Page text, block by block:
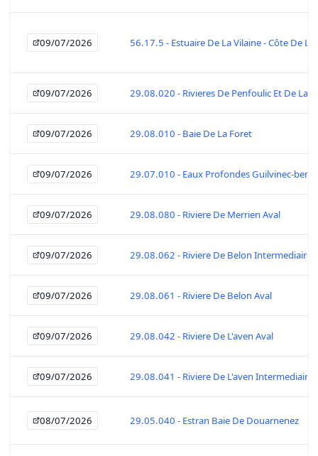
09/07/2026 56.17.5 - Estuaire De La Vilaine - Côte De
09/07/2026 29.08.020 - Rivieres De Penfoulic Et De La
09/07/2026 29.08.010 - Baie De La Foret
09/07/2026 29.07.010 - Eaux Profondes Guilvinec-
09/07/2026 29.08.080 - Riviere De Merrien Aval
09/07/2026 29.08.062 - Riviere De Belon Intermediaire
09/07/2026 29.08.061 - Riviere De Belon Aval
09/07/2026 29.08.042 - Riviere De L'aven Aval
09/07/2026 29.08.041 - Riviere De L'aven Intermediaire
08/07/2026 29.05.040 - Estran Baie De Douarnenez